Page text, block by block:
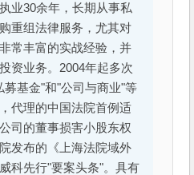
业30余年，长期从事私
重组法律服务，尤其对
常丰富的实战经验，并
资业务。2004年起多次
募基金"和"公司与商业"等
代理的中国法院首例适
司的董事损害小股东权
发布的《上海法院域外
科先行"要案头条"。具有